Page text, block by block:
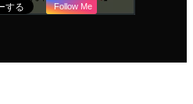
Follow Me